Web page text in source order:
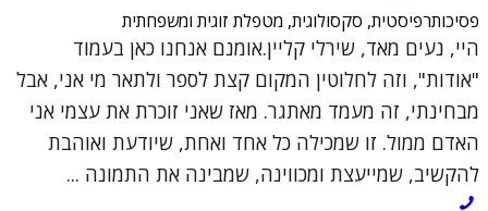
פסיכותרפיסטית, סקסולוגית, מטפלת זוגית ומשפחתית
היי, נעים מאד, שירלי קליין.אומנם אנחנו כאן בעמוד
"אודות", וזה לחלוטין המקום קצת לספר ולתאר מי אני, אבל
מבחינתי, זה מעמד מאתגר. מאז שאני זוכרת את עצמי אני
האדם ממול. זו שמכילה כל אחד ואחת, שיודעת ואוהבת
להקשיב, שמייעצת ומכווינה, שמבינה את התמונה ...